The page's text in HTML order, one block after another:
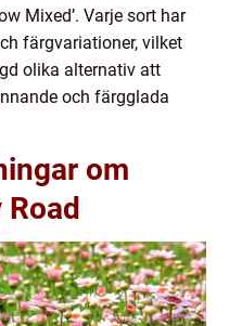
Mixed’. Varje sort har
färgvariationer, vilket
olika alternativ att
och färgglada
om